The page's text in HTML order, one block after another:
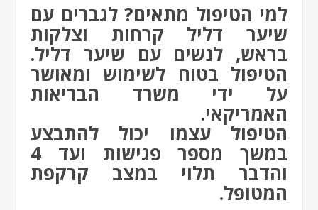
למי הטיפול מתאים? לגברים עם
שיער דליל קרחות וצלקות
בראש, לנשים עם שיער דליל.
הטיפול בטוח לשימוש ומאושר
על ידי משרד הבריאות
האמריקאי.
הטיפול עצמו יכול להתבצע
במשך מספר פגישות ועד 4
והדבר תלוי במצב קרקפת
המטופל.